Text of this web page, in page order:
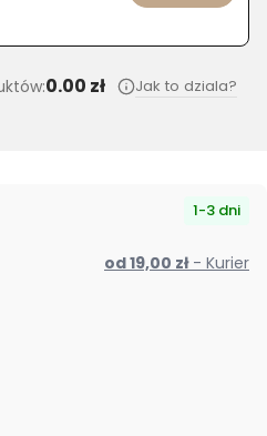
0.00 zł Jak to dziala?
1-3 dni
od 19,00 zł - Kurier